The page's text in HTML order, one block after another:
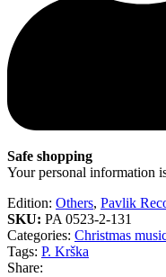
Safe shopping
Your personal information
Edition: Others, Pavlik
SKU: PA 0523-2-131
Categories: Christmas
Tags: P. Krška
Share: